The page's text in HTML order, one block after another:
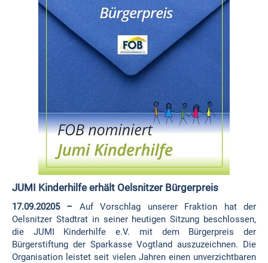
JUMI Kinderhilfe erhält Oelsnitzer Bürgerpreis
17.09.20205 – Auf Vorschlag unserer Fraktion hat der
Oelsnitzer Stadtrat in seiner heutigen Sitzung beschlossen,
die JUMI Kinderhilfe e.V. mit dem Bürgerpreis der
Bürgerstiftung der Sparkasse Vogtland auszuzeichnen. Die
Organisation leistet seit vielen Jahren einen unverzichtbaren